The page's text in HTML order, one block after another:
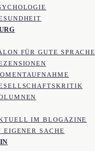
FÜR GUTE SPRACHE
IM BLOGAZINE
EIGENER SACHE